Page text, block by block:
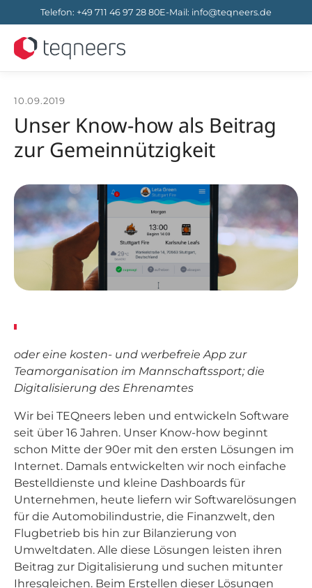
Telefon: +49 711 46 97 28 80E-Mail: info@teqneers.de
10.09.2019
Unser Know-how als Beitrag
zur Gemeinnützigkeit
oder eine kosten- und werbefreie App zur
Teamorganisation im Mannschaftssport; die
Digitalisierung des Ehrenamtes
Wir bei TEQneers leben und entwickeln Software
seit über 16 Jahren. Unser Know-how beginnt
schon Mitte der 90er mit den ersten Lösungen im
Internet. Damals entwickelten wir noch einfache
Bestelldienste und kleine Dashboards für
Unternehmen, heute liefern wir Softwarelösungen
für die Automobilindustrie, die Finanzwelt, den
Flugbetrieb bis hin zur Bilanzierung von
Umweltdaten. Alle diese Lösungen leisten ihren
Beitrag zur Digitalisierung und suchen mitunter
Ihresgleichen. Beim Erstellen dieser Lösungen